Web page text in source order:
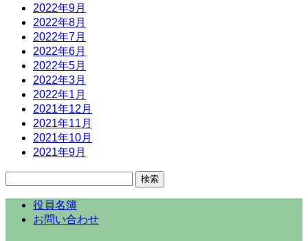
2022年9月
2022年8月
2022年7月
2022年6月
2022年5月
2022年3月
2022年1月
2021年12月
2021年11月
2021年10月
2021年9月
役員名簿
お問い合わせ